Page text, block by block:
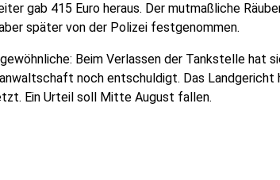
gab 415 Euro heraus. Der mutmaßliche
später von der Polizei festgenommen.
Beim Verlassen der Tankstelle hat
noch entschuldigt. Das Landgericht
Ein Urteil soll Mitte August fallen.